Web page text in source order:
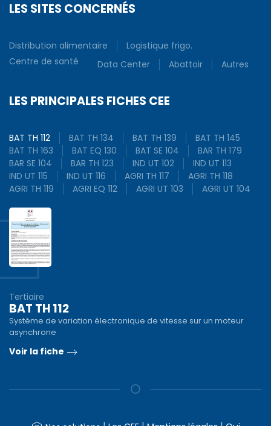
LES SITES CONCERNÉS
Distribution alimentaire
Logistique frigo.
Centre de santé
Data Center Abattoir Autres
LES PRINCIPALES FICHES CEE
BAT TH 112 BAT TH 134 BAT TH 139
BAT TH 145
BAT TH 163
BAT EQ 130 BAT SE 104
BAR TH 179
BAR SE 104
BAR TH 123 IND UT 102
IND UT 113
IND UT 115
IND UT 116 AGRI TH 117
AGRI TH 118
AGRI TH 119
AGRI EQ 112 AGRI UT 103 AGRI UT 104
Tertiaire
BAT TH 112
Système de variation électronique de vitesse sur un moteur
asynchrone
Voir la fiche